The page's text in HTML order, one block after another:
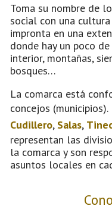
Toma su nombre de
social con una
impronta en una
donde hay un poco
interior, montañas,
bosques…
La comarca está
concejos
Cudillero, Salas,
representan las
la comarca y son
asuntos locales en